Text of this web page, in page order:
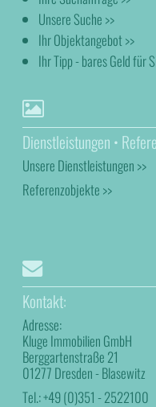
Unsere Suche >>
Ihr Objektangebot >>
Ihr Tipp - bares Geld für
Dienstleistungen •
Unsere Dienstleistungen >>
Referenzobjekte >>
Kontakt:
Adresse:
Kluge Immobilien GmbH
Berggartenstraße 21
01277 Dresden - Blasewitz
Tel.:+49 (0)351 - 2522100